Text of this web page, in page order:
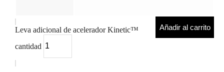
Leva adicional de acelerador Kinetic™
cantidad
Añadir al carrito